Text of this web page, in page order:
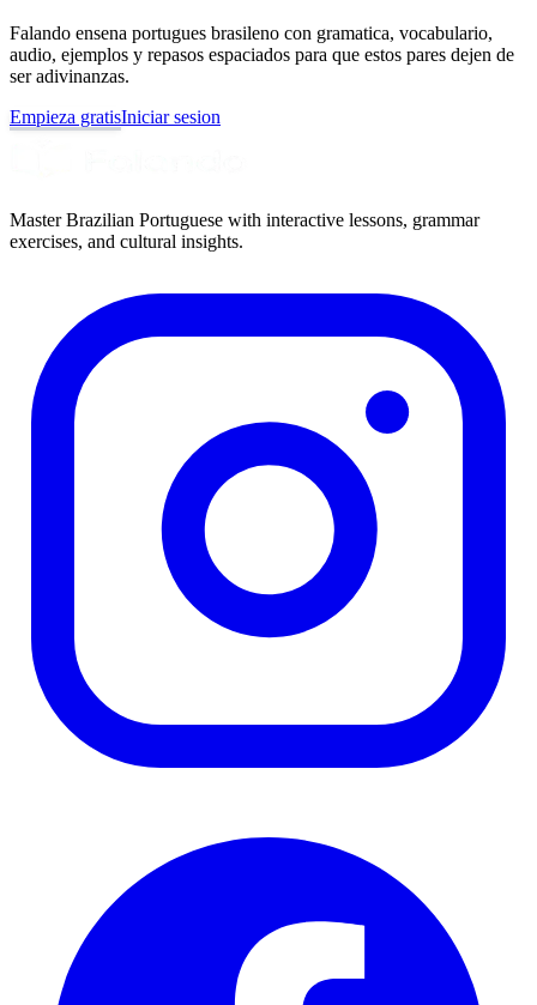
Falando ensena portugues brasileno con gramatica, vocabulario,
audio, ejemplos y repasos espaciados para que estos pares dejen de
ser adivinanzas.
Empieza gratisIniciar sesion
Master Brazilian Portuguese with interactive lessons, grammar
exercises, and cultural insights.